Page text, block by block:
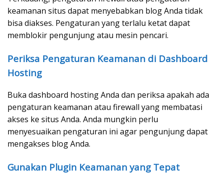
keamanan situs dapat menyebabkan blog Anda tidak
bisa diakses. Pengaturan yang terlalu ketat dapat
memblokir pengunjung atau mesin pencari.
Periksa Pengaturan Keamanan di Dashboard
Hosting
Buka dashboard hosting Anda dan periksa apakah ada
pengaturan keamanan atau firewall yang membatasi
akses ke situs Anda. Anda mungkin perlu
menyesuaikan pengaturan ini agar pengunjung dapat
mengakses blog Anda.
Gunakan Plugin Keamanan yang Tepat